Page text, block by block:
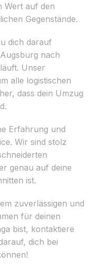
Wert auf den
Gegenstände.
dich darauf
nach
Unser
alle logistischen
dass dein Umzug
Erfahrung und
Wir sind stolz
genau auf deine
ist.
zuverlässigen und
für deinen
bist, kontaktiere
dich bei